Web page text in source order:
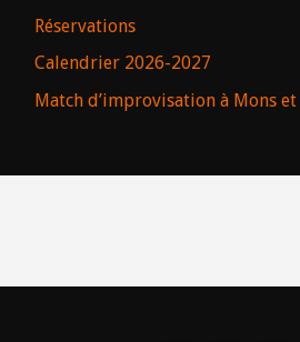
Réservations
Calendrier 2026-2027
Match d’improvisation à Mons